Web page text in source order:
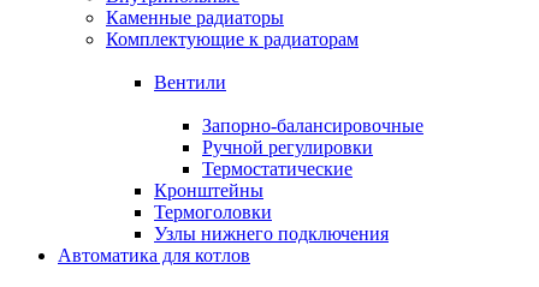
Каменные радиаторы
Комплектующие к радиаторам
Вентили
Запорно-балансировочные
Ручной регулировки
Термостатические
Кронштейны
Термоголовки
Узлы нижнего подключения
Автоматика для котлов